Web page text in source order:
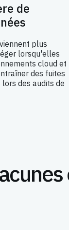
de
plus
lorsqu'elles
cloud et
des fuites
des audits de